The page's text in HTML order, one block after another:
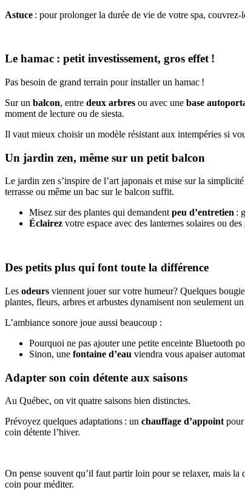
Astuce : pour prolonger la durée de vie de votre spa,
Le hamac : petit investissement, gros effet !
Pas besoin de grand terrain pour installer un hamac !
Sur un balcon, entre deux arbres ou avec une base
moment de lecture ou de siesta.
Il vaut mieux choisir un modèle résistant aux intempéries si
Un jardin zen, même sur un petit balcon
Le jardin zen s’inspire de l’art japonais et mise sur la
terrasse ou même un bac sur le balcon suffit.
Misez sur des plantes qui demandent peu d’entretien :
Éclairez votre espace avec des lanternes solaires ou
Des petits plus qui font toute la différence
Les odeurs viennent jouer sur votre humeur? Quelques
plantes, fleurs, arbres et arbustes dynamisent non seulement
L’ambiance sonore joue aussi beaucoup :
Pourquoi ne pas ajouter une petite enceinte Bluetooth
Sinon, une fontaine d’eau viendra vous apaiser
Adapter son coin détente aux saisons
Au Québec, on vit quatre saisons bien distinctes.
Prévoyez quelques adaptations : un chauffage d’appoint pour
coin détente l’hiver.
On pense souvent qu’il faut partir loin pour se relaxer, mais
coin pour méditer.